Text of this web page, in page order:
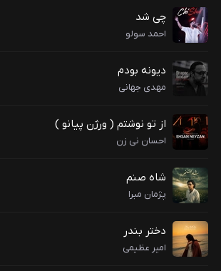
چی شد
احمد سولو
دیونه بودم
مهدی جهانی
از تو نوشتم ( ورژن پیانو )
احسان نی زن
شاه صنم
پژمان مبرا
دختر بندر
امیر عظیمی